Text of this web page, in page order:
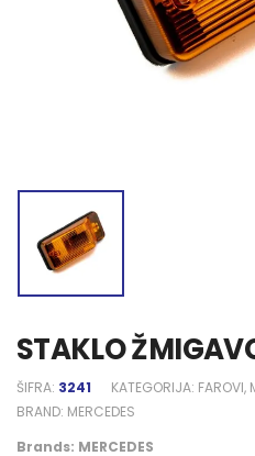
STAKLO
ŠIFRA: 3241 KATEGORIJA: FAROVI,
BRAND: MERCEDES
Brands: MERCEDES